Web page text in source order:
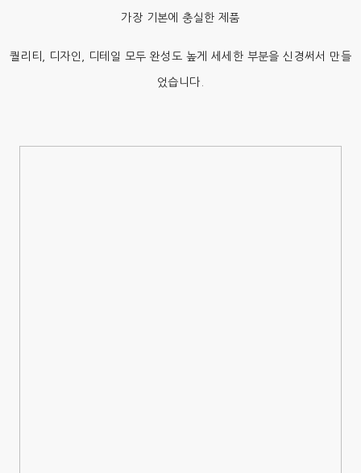
가장 기본에 충실한 제품
퀄리티, 디자인, 디테일 모두 완성도 높게 세세한 부분을 신경써서 만들
었습니다.